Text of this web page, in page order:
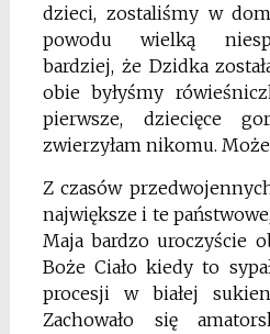
dzieci, zostaliśmy w
powodu wielką
bardziej, że Dzidka
obie byłyśmy
pierwsze, dziecięce
zwierzyłam nikomu.
Z czasów
największe i te
Maja bardzo uroczyście
Boże Ciało kiedy to
procesji w białej
Zachowało się